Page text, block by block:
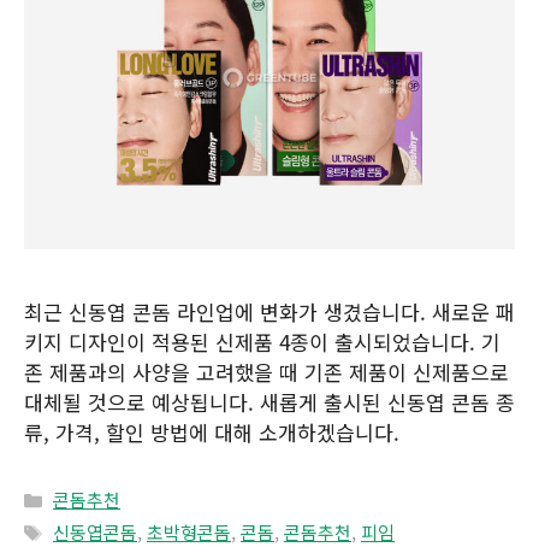
최근 신동엽 콘돔 라인업에 변화가 생겼습니다. 새로운 패
키지 디자인이 적용된 신제품 4종이 출시되었습니다. 기
존 제품과의 사양을 고려했을 때 기존 제품이 신제품으로
대체될 것으로 예상됩니다. 새롭게 출시된 신동엽 콘돔 종
류, 가격, 할인 방법에 대해 소개하겠습니다.
Categories
콘돔추천
Tags
신동엽콘돔,초박형콘돔,콘돔,콘돔추천, 피임